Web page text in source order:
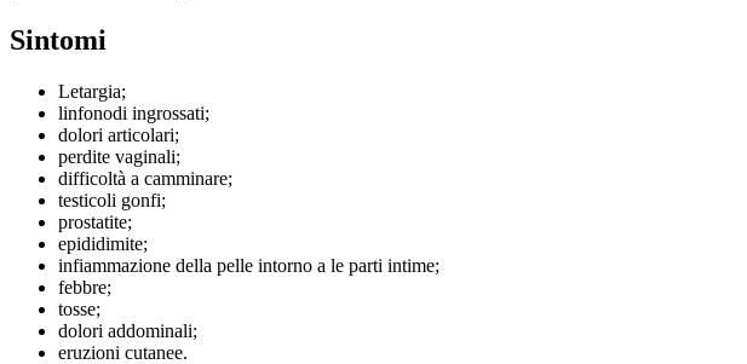
Sintomi
Letargia;
linfonodi ingrossati;
dolori articolari;
perdite vaginali;
difficoltà a camminare;
testicoli gonfi;
prostatite;
epididimite;
infiammazione della pelle intorno a le parti intime;
febbre;
tosse;
dolori addominali;
eruzioni cutanee.